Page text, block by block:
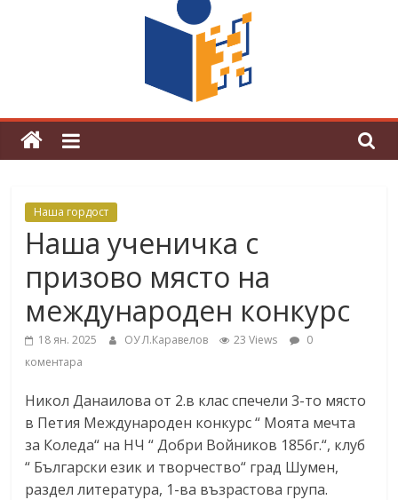
Магията на Андерсен оживя в ОУ
„Любен Каравелов“
Наша гордост
Наша ученичка с
призово място на
международен конкурс
18 ян. 2025 ОУ Л.Каравелов 23 Views
0
коментара
Никол Данаилова от 2.в клас спечели 3-то място
в Петия Международен конкурс “ Моята мечта
за Коледа“ на НЧ “ Добри Войников 1856г.“, клуб
“ Български език и творчество“ град Шумен,
раздел литература, 1-ва възрастова група.